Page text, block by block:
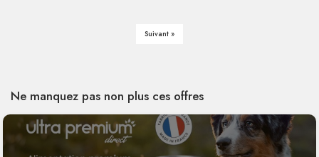
Suivant »
Ne manquez pas non plus ces offres